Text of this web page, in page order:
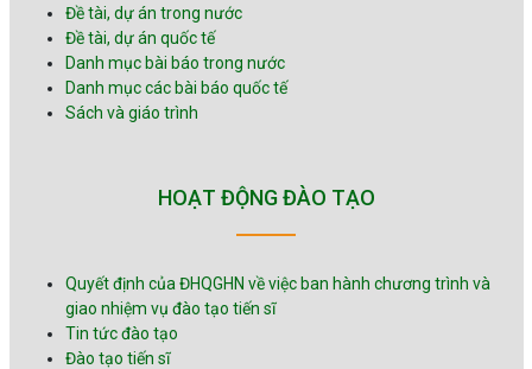
trình độ tiến sĩ chuyên ngành Môi
trường và …
Đề tài, dự án trong nước
Đề tài, dự án quốc tế
Danh mục bài báo trong nước
Danh mục các bài báo quốc tế
Sách và giáo trình
HOẠT ĐỘNG ĐÀO TẠO
Quyết định của ĐHQGHN về việc ban hành chương trình và
giao nhiệm vụ đào tạo tiến sĩ
Tin tức đào tạo
Đào tạo tiến sĩ